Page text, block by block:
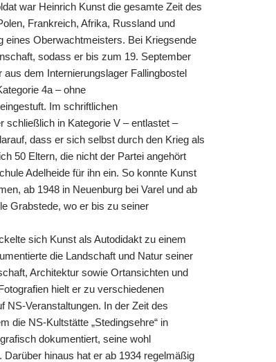
war Heinrich Kunst die gesamte Zeit des
Frankreich, Afrika, Russland und
eines Oberwachtmeisters. Bei Kriegsende
sodass er bis zum 19. September
aus dem Internierungslager Fallingbostel
4a – ohne
Im schriftlichen
schließlich in Kategorie V – entlastet –
dass er sich selbst durch den Krieg als
50 Eltern, die nicht der Partei angehört
Adelheide für ihn ein. So konnte Kunst
ab 1948 in Neuenburg bei Varel und ab
Grabstede, wo er bis zu seiner
sich Kunst als Autodidakt zu einem
die Landschaft und Natur seiner
Architektur sowie Ortansichten und
hielt er zu verschiedenen
NS-Veranstaltungen. In der Zeit des
die NS-Kultstätte „Stedingsehre“ in
dokumentiert, seine wohl
hinaus hat er ab 1934 regelmäßig